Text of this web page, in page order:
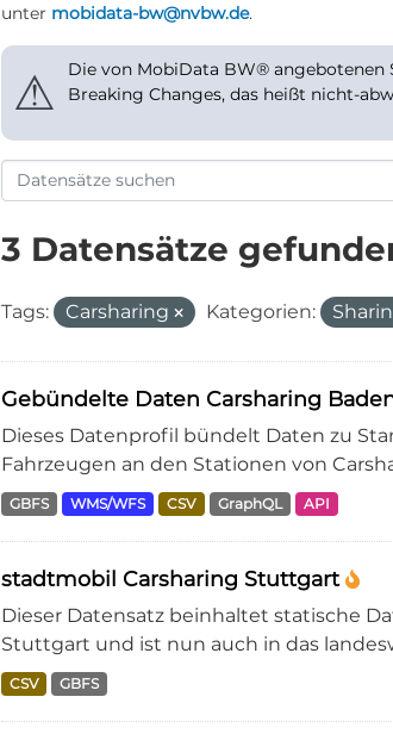
unter mobidata-bw@nvbw.de.
⚠
Die von MobiData BW®
Breaking Changes, das heißt nicht-
3 Datensätze
Tags: Carsharing Kategorien:
Gebündelte Daten Carsharing
Dieses Datenprofil bündelt Daten zu
Fahrzeugen an den Stationen von
GBFS WMS/WFS CSV GraphQL API
stadtmobil Carsharing Stuttgart
Dieser Datensatz beinhaltet statische
Stuttgart und ist nun auch in das
CSV GBFS